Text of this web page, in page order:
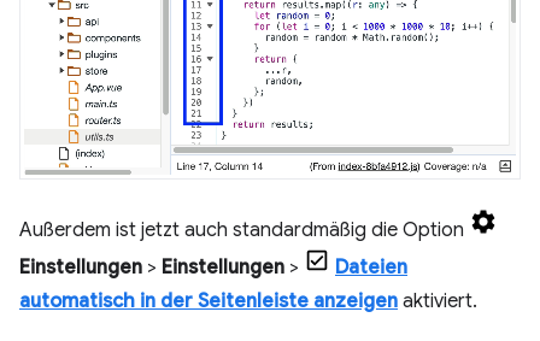
Außerdem ist jetzt auch standardmäßig die Option
Einstellungen > Einstellungen >
Dateien
automatisch in der Seitenleiste anzeigen aktiviert.